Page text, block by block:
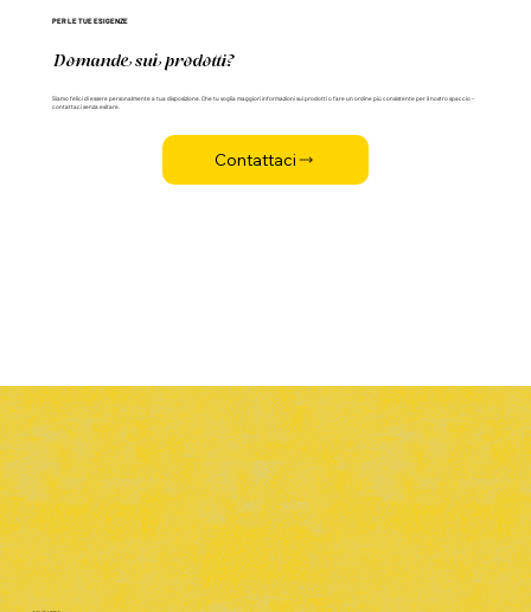
PER LE TUE ESIGENZE
Domande sui prodotti?
Siamo felici di essere personalmente a tua disposizione. Che tu voglia maggiori informazioni sui prodotti o fare un ordine più consistente per il nostro spaccio –
contattaci senza esitare.
Contattaci